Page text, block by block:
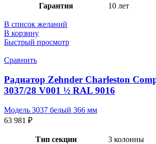
Гарантия 10 лет
В список желаний
В корзину
Быстрый просмотр
Сравнить
Радиатор Zehnder Charleston
3037/28 V001 ½ RAL 9016
Модель 3037 белый 366 мм
63 981 ₽
Тип секции 3 колонны